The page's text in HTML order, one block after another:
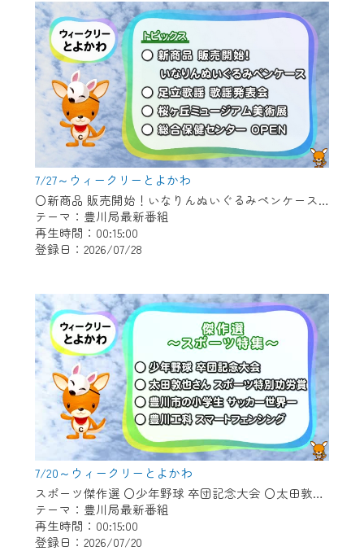
7/27～ウィークリーとよかわ
〇新商品 販売開始！いなりんぬいぐるみペンケース 〇足立歌謡 歌謡発表会 〇桜ヶ丘ミュージアム美術展 〇総合保健センター OPEN
テーマ：豊川局最新番組
再生時間：00:15:00
登録日：2026/07/28
7/20～ウィークリーとよかわ
スポーツ傑作選 〇少年野球 卒団記念大会 〇太田敦也さん スポーツ特別功労賞 〇豊川市の小学生 サッカー世界一 〇豊川工科 スマートフェンシング
テーマ：豊川局最新番組
再生時間：00:15:00
登録日：2026/07/20
ん。
ご不便をおかけいたしますが、ご了承の程
よろしくお願いいたします。